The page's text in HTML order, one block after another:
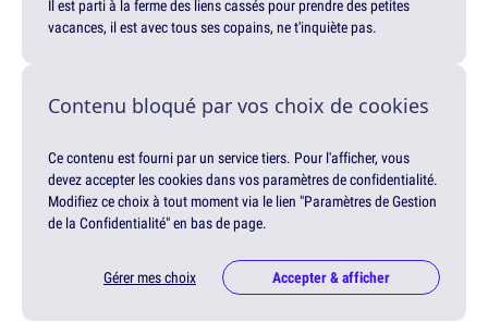
Il est parti à la ferme des liens cassés pour prendre des petites
vacances, il est avec tous ses copains, ne t'inquiète pas.
Contenu bloqué par vos choix de cookies
Ce contenu est fourni par un service tiers. Pour l'afficher, vous
devez accepter les cookies dans vos paramètres de confidentialité.
Modifiez ce choix à tout moment via le lien "Paramètres de Gestion
de la Confidentialité" en bas de page.
Gérer mes choix Accepter & afficher